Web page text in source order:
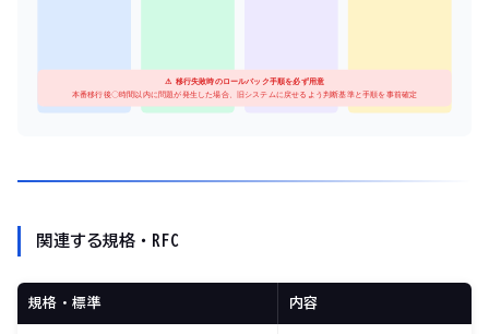
⚠️ 移行失敗時のロールバック手順を必ず用意
本番移行後〇時間以内に問題が発生した場合、旧システムに戻せるよう判断基準と手順を事前確定
関連する規格・RFC
規格・標準 内容